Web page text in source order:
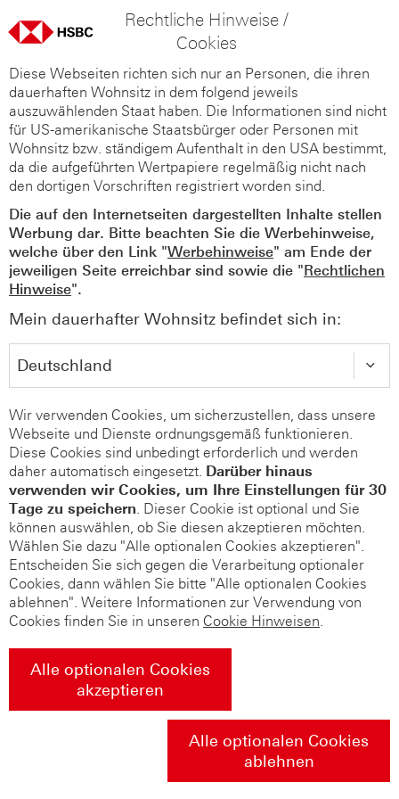
Rechtliche Hinweise /
Cookies
Diese Webseiten richten sich nur an Personen, die ihren
dauerhaften Wohnsitz in dem folgend jeweils
auszuwählenden Staat haben. Die Informationen sind nicht
für US-amerikanische Staatsbürger oder Personen mit
Wohnsitz bzw. ständigem Aufenthalt in den USA bestimmt,
da die aufgeführten Wertpapiere regelmäßig nicht nach
den dortigen Vorschriften registriert worden sind.
Die auf den Internetseiten dargestellten Inhalte stellen
Werbung dar. Bitte beachten Sie die Werbehinweise,
welche über den Link "Werbehinweise" am Ende der
jeweiligen Seite erreichbar sind sowie die "Rechtlichen
Hinweise".
Mein dauerhafter Wohnsitz befindet sich in:
Wir verwenden Cookies, um sicherzustellen, dass unsere
Webseite und Dienste ordnungsgemäß funktionieren.
Diese Cookies sind unbedingt erforderlich und werden
daher automatisch eingesetzt. Darüber hinaus
verwenden wir Cookies, um Ihre Einstellungen für 30
Tage zu speichern. Dieser Cookie ist optional und Sie
können auswählen, ob Sie diesen akzeptieren möchten.
Wählen Sie dazu "Alle optionalen Cookies akzeptieren".
Entscheiden Sie sich gegen die Verarbeitung optionaler
Cookies, dann wählen Sie bitte "Alle optionalen Cookies
ablehnen". Weitere Informationen zur Verwendung von
Cookies finden Sie in unseren Cookie Hinweisen.
Alle optionalen Cookies
akzeptieren
Alle optionalen Cookies
ablehnen